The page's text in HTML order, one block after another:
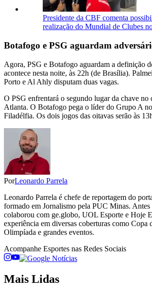
Presidente da CBF comenta
realização do Mundial de Clubes
Botafogo e PSG aguardam
Agora, PSG e Botafogo aguardam a definição
acontece nesta noite, às 22h (de Brasília).
Porto e Al Ahly disputam duas vagas.
O PSG enfrentará o segundo lugar da chave
Atlanta. O Botafogo pega o líder do Grupo A
Filadélfia. Os dois jogos das oitavas serão às
PorLeonardo Parrela
Leonardo Parrela é chefe de reportagem do
formado em Jornalismo pela PUC Minas. Antes
colaborou com ge.globo, UOL Esporte e Hoje
experiência em diversas coberturas como Copa
Olimpíada e grandes eventos.
Acompanhe Esportes nas Redes Sociais
Mais Lidas